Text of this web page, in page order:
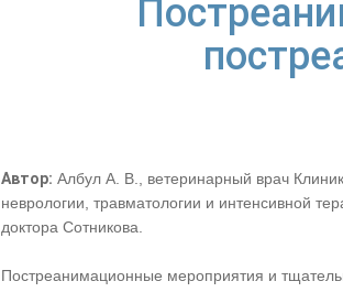
Автор: Албул А. В., ветеринарный врач
неврологии, травматологии и интенсивной
доктора Сотникова.
Постреанимационные мероприятия и